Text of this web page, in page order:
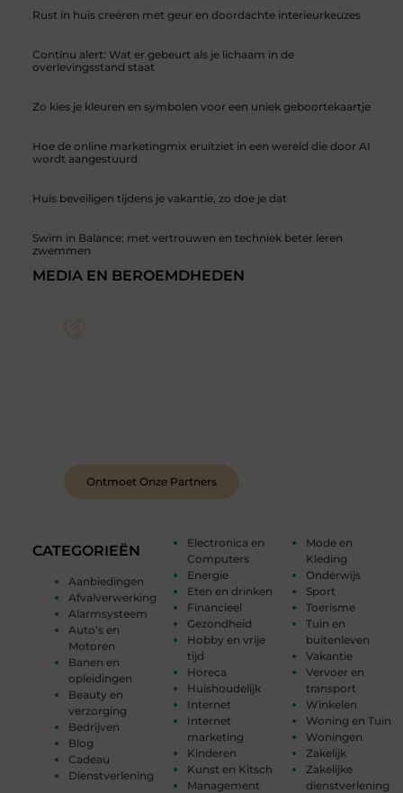
Rust in huis creëren met geur en doordachte interieurkeuzes
Continu alert: Wat er gebeurt als je lichaam in de
overlevingsstand staat
Zo kies je kleuren en symbolen voor een uniek geboortekaartje
Hoe de online marketingmix eruitziet in een wereld die door AI
wordt aangestuurd
Huis beveiligen tijdens je vakantie, zo doe je dat
Swim in Balance: met vertrouwen en techniek beter leren
zwemmen
CATEGORIEËN
Aanbiedingen
Afvalverwerking
Alarmsysteem
Auto’s en
Motoren
Banen en
opleidingen
Beauty en
verzorging
Bedrijven
Blog
Cadeau
Dienstverlening
Electronica en
Computers
Energie
Eten en drinken
Financieel
Gezondheid
Hobby en vrije
tijd
Horeca
Huishoudelijk
Internet
Internet
marketing
Kinderen
Kunst en Kitsch
Management
Mode en
Kleding
Onderwijs
Sport
Toerisme
Tuin en
buitenleven
Vakantie
Vervoer en
transport
Winkelen
Woning en Tuin
Woningen
Zakelijk
Zakelijke
dienstverlening
MEDIA EN BEROEMDHEDEN
Ontmoet Onze Partners